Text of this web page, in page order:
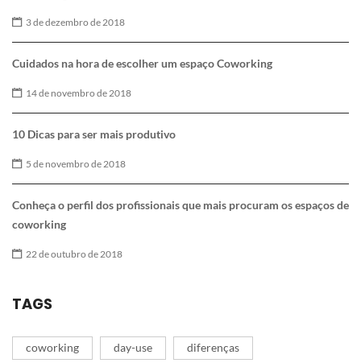
3 de dezembro de 2018
Cuidados na hora de escolher um espaço Coworking
14 de novembro de 2018
10 Dicas para ser mais produtivo
5 de novembro de 2018
Conheça o perfil dos profissionais que mais procuram os espaços de
coworking
22 de outubro de 2018
TAGS
coworking day-use diferenças